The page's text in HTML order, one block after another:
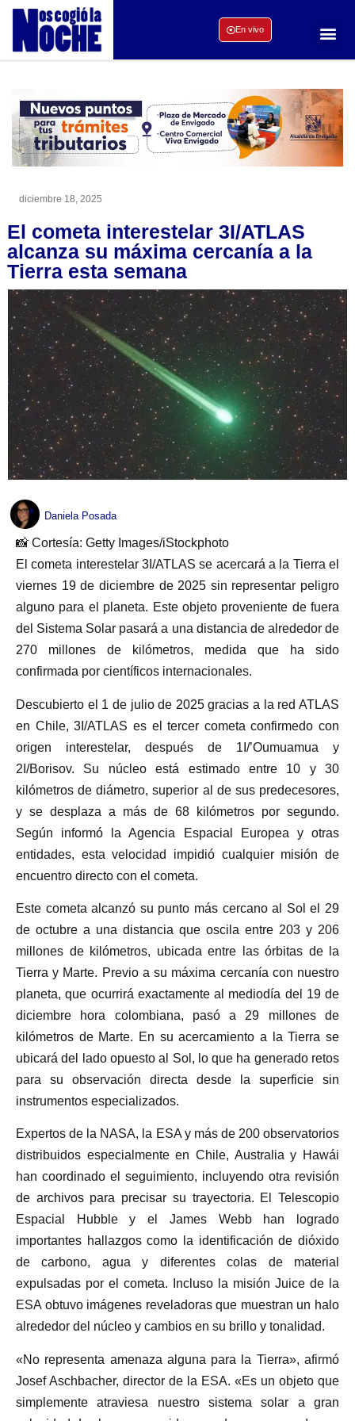
En vivo
diciembre 18, 2025
El cometa interestelar 3I/ATLAS
alcanza su máxima cercanía a la
Tierra esta semana
Daniela Posada
📸 Cortesía: Getty Images/iStockphoto
El cometa interestelar 3I/ATLAS se acercará a la Tierra el
viernes 19 de diciembre de 2025 sin representar peligro
alguno para el planeta. Este objeto proveniente de fuera
del Sistema Solar pasará a una distancia de alrededor de
270 millones de kilómetros, medida que ha sido
confirmada por científicos internacionales.
Descubierto el 1 de julio de 2025 gracias a la red ATLAS
en Chile, 3I/ATLAS es el tercer cometa confirmedo con
origen interestelar, después de 1I/’Oumuamua y
2I/Borisov. Su núcleo está estimado entre 10 y 30
kilómetros de diámetro, superior al de sus predecesores,
y se desplaza a más de 68 kilómetros por segundo.
Según informó la Agencia Espacial Europea y otras
entidades, esta velocidad impidió cualquier misión de
encuentro directo con el cometa.
Este cometa alcanzó su punto más cercano al Sol el 29
de octubre a una distancia que oscila entre 203 y 206
millones de kilómetros, ubicada entre las órbitas de la
Tierra y Marte. Previo a su máxima cercanía con nuestro
planeta, que ocurrirá exactamente al mediodía del 19 de
diciembre hora colombiana, pasó a 29 millones de
kilómetros de Marte. En su acercamiento a la Tierra se
ubicará del lado opuesto al Sol, lo que ha generado retos
para su observación directa desde la superficie sin
instrumentos especializados.
Expertos de la NASA, la ESA y más de 200 observatorios
distribuidos especialmente en Chile, Australia y Hawái
han coordinado el seguimiento, incluyendo otra revisión
de archivos para precisar su trayectoria. El Telescopio
Espacial Hubble y el James Webb han logrado
importantes hallazgos como la identificación de dióxido
de carbono, agua y diferentes colas de material
expulsadas por el cometa. Incluso la misión Juice de la
ESA obtuvo imágenes reveladoras que muestran un halo
alrededor del núcleo y cambios en su brillo y tonalidad.
«No representa amenaza alguna para la Tierra», afirmó
Josef Aschbacher, director de la ESA. «Es un objeto que
simplemente atraviesa nuestro sistema solar a gran